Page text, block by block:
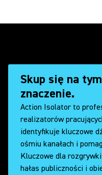
Skup się na
znaczenie.
Action Isolator to
realizatorów
identyfikuje kluczowe
ośmiu kanałach i
Kluczowe dla
hałas publiczności i